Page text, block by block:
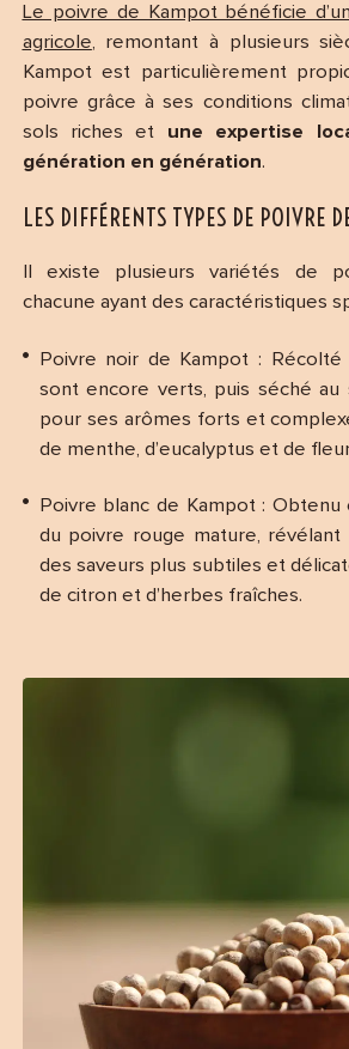
Le poivre de Kampot bénéficie
agricole, remontant à plusieurs
Kampot est particulièrement
poivre grâce à ses conditions
sols riches et une expertise
génération en génération.
LES DIFFÉRENTS TYPES DE POIVRE
Il existe plusieurs variétés de
chacune ayant des caractéristiques
Poivre noir de Kampot : Récolté
sont encore verts, puis séché au
pour ses arômes forts et
de menthe, d’eucalyptus et de
Poivre blanc de Kampot :
du poivre rouge mature, révélant
des saveurs plus subtiles et
de citron et d’herbes fraîches.